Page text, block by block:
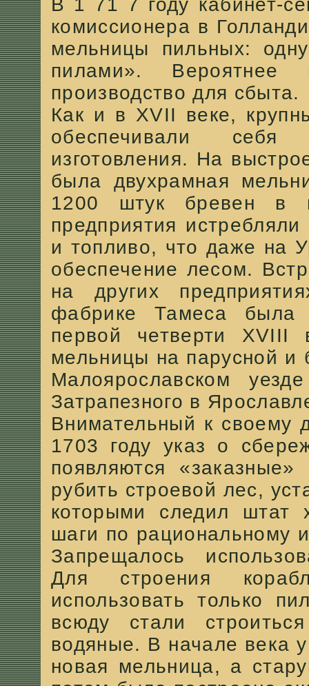
В 1 71 7 году кабинет-
комиссионера в
мельницы пильных:
пилами». Вероятнее
производство для сбыта.
Как и в XVII веке,
обеспечивали себя
изготовления. На
была двухрамная
1200 штук бревен в
предприятия
и топливо, что даже на
обеспечение лесом.
на других
фабрике Тамеса была
первой четверти XVIII
мельницы на парусной
Малоярославском
Затрапезного в
Внимательный к своему
1703 году указ о
появляются
рубить строевой лес,
которыми следил штат
шаги по рациональному
Запрещалось
Для строения
использовать только
всюду стали
водяные. В начале века
новая мельница, а